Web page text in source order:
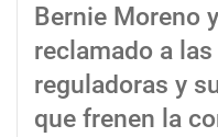
Bernie Moreno
reclamado a
reguladoras y
que frenen la